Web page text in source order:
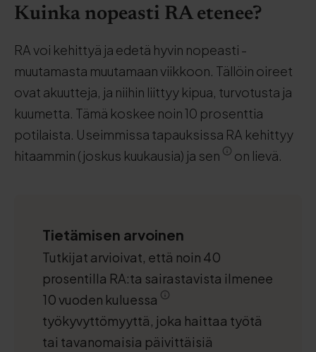
Kuinka nopeasti RA etenee?
RA voi kehittyä ja edetä hyvin nopeasti -
muutamasta muutamaan viikkoon. Tällöin oireet
ovat akuutteja, ja niihin liittyy kipua, turvotusta ja
kuumetta. Tämä koskee noin 10 prosenttia
potilaista. Useimmissa tapauksissa RA kehittyy
hitaammin (joskus kuukausia) ja sen
on lievä.
Tietämisen arvoinen
Tutkijat arvioivat, että noin 40
prosentilla RA:ta sairastavista ilmenee
10 vuoden kuluessa
työkyvyttömyyttä, joka haittaa työtä
tai tavanomaisia päivittäisiä